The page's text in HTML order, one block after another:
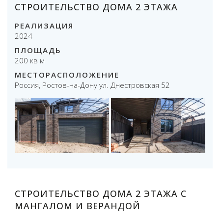
СТРОИТЕЛЬСТВО ДОМА 2 ЭТАЖА
РЕАЛИЗАЦИЯ
2024
ПЛОЩАДЬ
200 кв м
МЕСТОРАСПОЛОЖЕНИЕ
Россия, Ростов-на-Дону ул. Днестровская 52
СТРОИТЕЛЬСТВО ДОМА 2 ЭТАЖА С
МАНГАЛОМ И ВЕРАНДОЙ